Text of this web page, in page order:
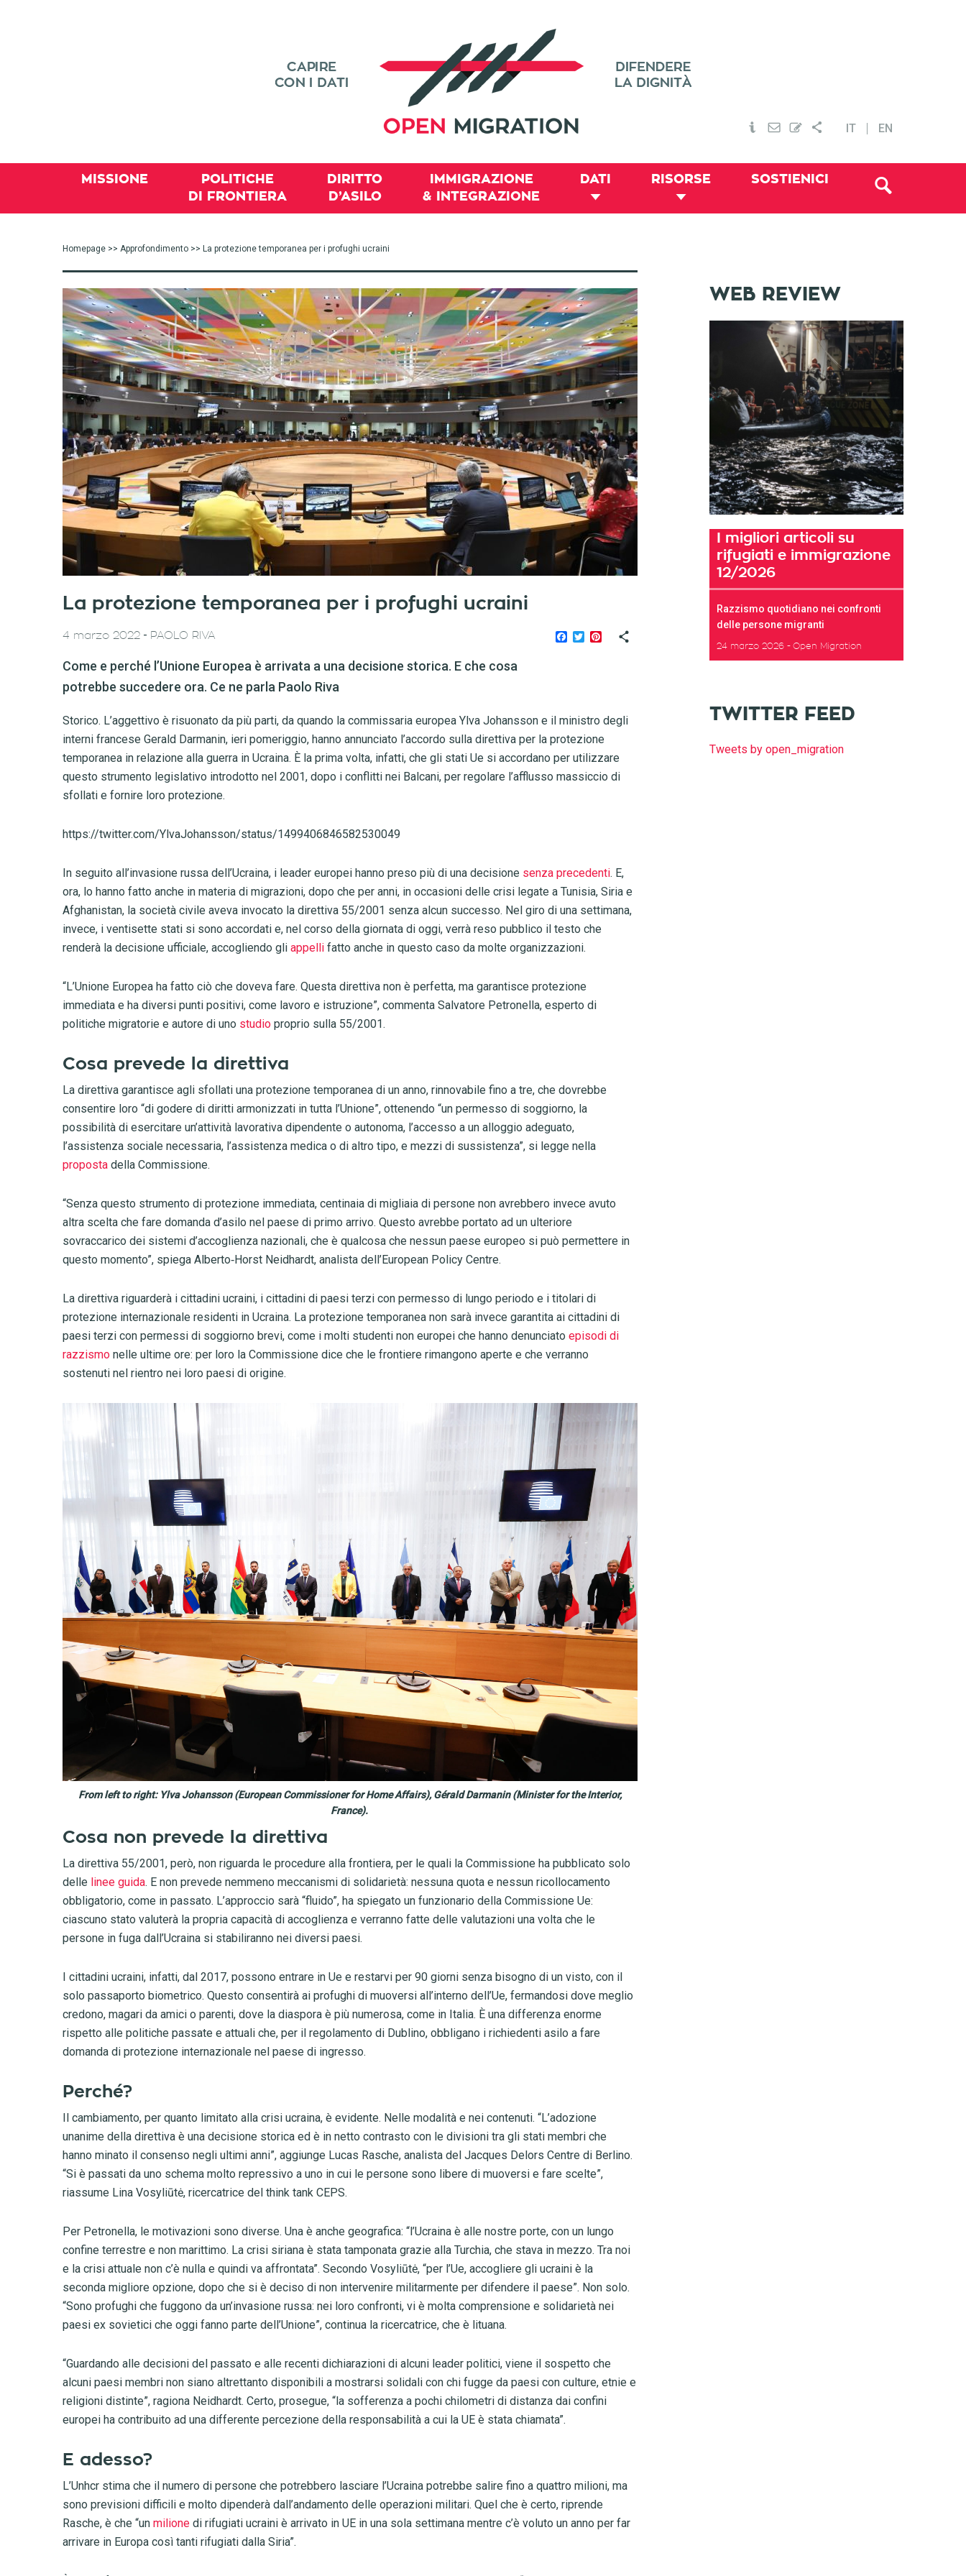
IT EN
MISSIONE
POLITICHE
DI FRONTIERA
DIRITTO
D’ASILO
IMMIGRAZIONE
& INTEGRAZIONE
DATI RISORSE SOSTIENICI
Homepage >> Approfondimento >> La protezione temporanea per i profughi ucraini
La protezione temporanea per i profughi ucraini
Facebook
TwitterPinterest
4 marzo 2022 - PAOLO RIVA
Come e perché l’Unione Europea è arrivata a una decisione storica. E che cosa
potrebbe succedere ora. Ce ne parla Paolo Riva
Storico. L’aggettivo è risuonato da più parti, da quando la commissaria europea Ylva Johansson e il ministro degli
interni francese Gerald Darmanin, ieri pomeriggio, hanno annunciato l’accordo sulla direttiva per la protezione
temporanea in relazione alla guerra in Ucraina. È la prima volta, infatti, che gli stati Ue si accordano per utilizzare
questo strumento legislativo introdotto nel 2001, dopo i conflitti nei Balcani, per regolare l’afflusso massiccio di
sfollati e fornire loro protezione.
https://twitter.com/YlvaJohansson/status/1499406846582530049
In seguito all’invasione russa dell’Ucraina, i leader europei hanno preso più di una decisione senza precedenti. E,
ora, lo hanno fatto anche in materia di migrazioni, dopo che per anni, in occasioni delle crisi legate a Tunisia, Siria e
Afghanistan, la società civile aveva invocato la direttiva 55/2001 senza alcun successo. Nel giro di una settimana,
invece, i ventisette stati si sono accordati e, nel corso della giornata di oggi, verrà reso pubblico il testo che
renderà la decisione ufficiale, accogliendo gli appelli fatto anche in questo caso da molte organizzazioni.
“L’Unione Europea ha fatto ciò che doveva fare. Questa direttiva non è perfetta, ma garantisce protezione
immediata e ha diversi punti positivi, come lavoro e istruzione”, commenta Salvatore Petronella, esperto di
politiche migratorie e autore di uno studio proprio sulla 55/2001.
Cosa prevede la direttiva
La direttiva garantisce agli sfollati una protezione temporanea di un anno, rinnovabile fino a tre, che dovrebbe
consentire loro “di godere di diritti armonizzati in tutta l’Unione”, ottenendo “un permesso di soggiorno, la
possibilità di esercitare un’attività lavorativa dipendente o autonoma, l’accesso a un alloggio adeguato,
l’assistenza sociale necessaria, l’assistenza medica o di altro tipo, e mezzi di sussistenza”, si legge nella
proposta della Commissione.
“Senza questo strumento di protezione immediata, centinaia di migliaia di persone non avrebbero invece avuto
altra scelta che fare domanda d’asilo nel paese di primo arrivo. Questo avrebbe portato ad un ulteriore
sovraccarico dei sistemi d’accoglienza nazionali, che è qualcosa che nessun paese europeo si può permettere in
questo momento”, spiega Alberto‑Horst Neidhardt, analista dell’European Policy Centre.
La direttiva riguarderà i cittadini ucraini, i cittadini di paesi terzi con permesso di lungo periodo e i titolari di
protezione internazionale residenti in Ucraina. La protezione temporanea non sarà invece garantita ai cittadini di
paesi terzi con permessi di soggiorno brevi, come i molti studenti non europei che hanno denunciato episodi di
razzismo nelle ultime ore: per loro la Commissione dice che le frontiere rimangono aperte e che verranno
sostenuti nel rientro nei loro paesi di origine.
From left to right: Ylva Johansson (European Commissioner for Home Affairs), Gérald Darmanin (Minister for the Interior,
France).
Cosa non prevede la direttiva
La direttiva 55/2001, però, non riguarda le procedure alla frontiera, per le quali la Commissione ha pubblicato solo
delle linee guida. E non prevede nemmeno meccanismi di solidarietà: nessuna quota e nessun ricollocamento
obbligatorio, come in passato. L’approccio sarà “fluido”, ha spiegato un funzionario della Commissione Ue:
ciascuno stato valuterà la propria capacità di accoglienza e verranno fatte delle valutazioni una volta che le
persone in fuga dall’Ucraina si stabiliranno nei diversi paesi.
I cittadini ucraini, infatti, dal 2017, possono entrare in Ue e restarvi per 90 giorni senza bisogno di un visto, con il
solo passaporto biometrico. Questo consentirà ai profughi di muoversi all’interno dell’Ue, fermandosi dove meglio
credono, magari da amici o parenti, dove la diaspora è più numerosa, come in Italia. È una differenza enorme
rispetto alle politiche passate e attuali che, per il regolamento di Dublino, obbligano i richiedenti asilo a fare
domanda di protezione internazionale nel paese di ingresso.
Perché?
Il cambiamento, per quanto limitato alla crisi ucraina, è evidente. Nelle modalità e nei contenuti. “L’adozione
unanime della direttiva è una decisione storica ed è in netto contrasto con le divisioni tra gli stati membri che
hanno minato il consenso negli ultimi anni”, aggiunge Lucas Rasche, analista del Jacques Delors Centre di Berlino.
“Si è passati da uno schema molto repressivo a uno in cui le persone sono libere di muoversi e fare scelte”,
riassume Lina Vosyliūtė, ricercatrice del think tank CEPS.
Per Petronella, le motivazioni sono diverse. Una è anche geografica: “l’Ucraina è alle nostre porte, con un lungo
confine terrestre e non marittimo. La crisi siriana è stata tamponata grazie alla Turchia, che stava in mezzo. Tra noi
e la crisi attuale non c’è nulla e quindi va affrontata”. Secondo Vosyliūtė, “per l’Ue, accogliere gli ucraini è la
seconda migliore opzione, dopo che si è deciso di non intervenire militarmente per difendere il paese”. Non solo.
“Sono profughi che fuggono da un’invasione russa: nei loro confronti, vi è molta comprensione e solidarietà nei
paesi ex sovietici che oggi fanno parte dell’Unione”, continua la ricercatrice, che è lituana.
“Guardando alle decisioni del passato e alle recenti dichiarazioni di alcuni leader politici, viene il sospetto che
alcuni paesi membri non siano altrettanto disponibili a mostrarsi solidali con chi fugge da paesi con culture, etnie e
religioni distinte”, ragiona Neidhardt. Certo, prosegue, “la sofferenza a pochi chilometri di distanza dai confini
europei ha contribuito ad una differente percezione della responsabilità a cui la UE è stata chiamata”.
E adesso?
L’Unhcr stima che il numero di persone che potrebbero lasciare l’Ucraina potrebbe salire fino a quattro milioni, ma
sono previsioni difficili e molto dipenderà dall’andamento delle operazioni militari. Quel che è certo, riprende
Rasche, è che “un milione di rifugiati ucraini è arrivato in UE in una sola settimana mentre c’è voluto un anno per far
arrivare in Europa così tanti rifugiati dalla Siria”.
WEB REVIEW
I migliori articoli su
rifugiati e immigrazione
12/2026
Razzismo quotidiano nei confronti
delle persone migranti
24 marzo 2026 Open Migration
TWITTER FEED
Tweets by open_migration